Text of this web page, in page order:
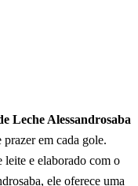
Leche Alessandrosaba
em cada gole.
leite e elaborado com o
ele oferece uma